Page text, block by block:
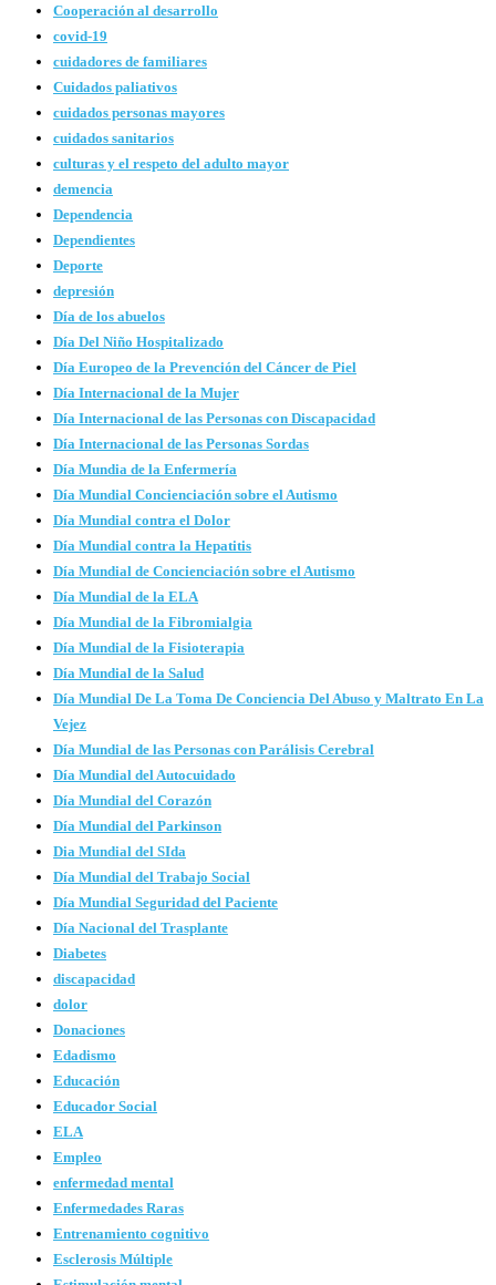
Cooperación al desarrollo
covid-19
cuidadores de familiares
Cuidados paliativos
cuidados personas mayores
cuidados sanitarios
culturas y el respeto del adulto mayor
demencia
Dependencia
Dependientes
Deporte
depresión
Día de los abuelos
Día Del Niño Hospitalizado
Día Europeo de la Prevención del Cáncer de Piel
Día Internacional de la Mujer
Día Internacional de las Personas con Discapacidad
Día Internacional de las Personas Sordas
Día Mundia de la Enfermería
Día Mundial Concienciación sobre el Autismo
Día Mundial contra el Dolor
Día Mundial contra la Hepatitis
Día Mundial de Concienciación sobre el Autismo
Día Mundial de la ELA
Día Mundial de la Fibromialgia
Día Mundial de la Fisioterapia
Día Mundial de la Salud
Día Mundial De La Toma De Conciencia Del Abuso y Maltrato En La
Vejez
Día Mundial de las Personas con Parálisis Cerebral
Día Mundial del Autocuidado
Día Mundial del Corazón
Día Mundial del Parkinson
Dia Mundial del SIda
Día Mundial del Trabajo Social
Día Mundial Seguridad del Paciente
Día Nacional del Trasplante
Diabetes
discapacidad
dolor
Donaciones
Edadismo
Educación
Educador Social
ELA
Empleo
enfermedad mental
Enfermedades Raras
Entrenamiento cognitivo
Esclerosis Múltiple